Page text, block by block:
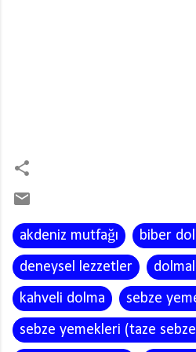
akdeniz mutfağı
biber
deneysel lezzetler
kahveli dolma
sebze
sebze yemekleri (taze